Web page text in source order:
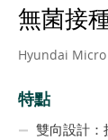
無菌接
Hyundai Micro
特點
雙向設計：